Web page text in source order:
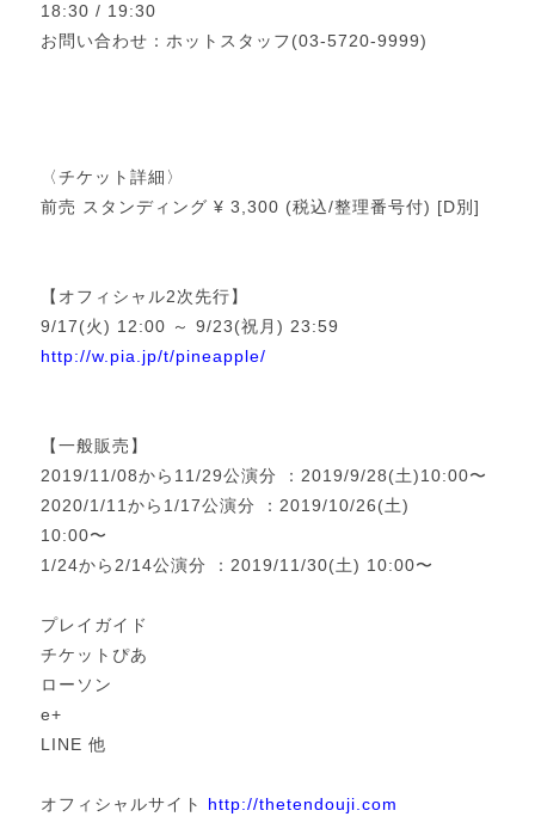
18:30 / 19:30
お問い合わせ：ホットスタッフ(03-5720-9999)
〈チケット詳細〉
前売 スタンディング ¥ 3,300 (税込/整理番号付) [D別]
【オフィシャル2次先行】
9/17(火) 12:00 ～ 9/23(祝月) 23:59
http://w.pia.jp/t/pineapple/
【一般販売】
2019/11/08から11/29公演分 ：2019/9/28(土)10:00〜
2020/1/11から1/17公演分 ：2019/10/26(土)
10:00〜
1/24から2/14公演分 ：2019/11/30(土) 10:00〜
プレイガイド
チケットぴあ
ローソン
e+
LINE 他
オフィシャルサイト http://thetendouji.com